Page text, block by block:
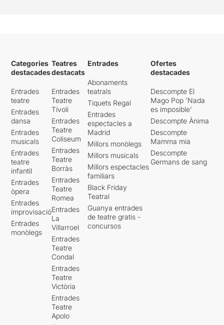
Categories
destacades
Entrades
teatre
Entrades
dansa
Entrades
musicals
Entrades
teatre
infantil
Entrades
òpera
Entrades
improvisació
Entrades
monòlegs
Teatres
destacats
Entrades
Teatre
Tívoli
Entrades
Teatre
Coliseum
Entrades
Teatre
Borràs
Entrades
Teatre
Romea
Entrades
La
Villarroel
Entrades
Teatre
Condal
Entrades
Teatre
Victòria
Entrades
Teatre
Apolo
Entrades
Abonaments
teatrals
Tiquets Regal
Entrades
espectacles a
Madrid
Millors monòlegs
Millors musicals
Millors espectacles
familiars
Black Friday
Teatral
Guanya entrades
de teatre gratis -
concursos
Ofertes
destacades
Descompte El
Mago Pop 'Nada
es imposible'
Descompte Ànima
Descompte
Mamma mia
Descompte
Germans de sang